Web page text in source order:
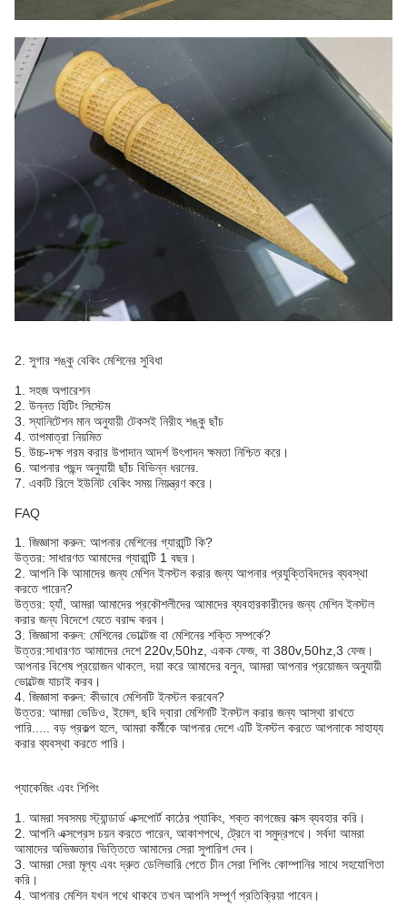
2. সুগার শঙ্কু বেকিং মেশিনের সুবিধা
1. সহজ অপারেশন
2. উন্নত হিটিং সিস্টেম
3. স্যানিটেশন মান অনুযায়ী টেকসই নিরীহ শঙ্কু ছাঁচ
4. তাপমাত্রা নিয়মিত
5. উচ্চ-দক্ষ গরম করার উপাদান আদর্শ উৎপাদন ক্ষমতা নিশ্চিত করে।
6. আপনার পছন্দ অনুযায়ী ছাঁচ বিভিন্ন ধরনের.
7. একটি রিলে ইউনিট বেকিং সময় নিয়ন্ত্রণ করে।
FAQ
1. জিজ্ঞাসা করুন: আপনার মেশিনের গ্যারান্টি কি?
উত্তর: সাধারণত আমাদের গ্যারান্টি 1 বছর।
2. আপনি কি আমাদের জন্য মেশিন ইনস্টল করার জন্য আপনার প্রযুক্তিবিদদের ব্যবস্থা
করতে পারেন?
উত্তর: হ্যাঁ, আমরা আমাদের প্রকৌশলীদের আমাদের ব্যবহারকারীদের জন্য মেশিন ইনস্টল
করার জন্য বিদেশে যেতে বরাদ্দ করব।
3. জিজ্ঞাসা করুন: মেশিনের ভোল্টেজ বা মেশিনের শক্তি সম্পর্কে?
উত্তর:সাধারণত আমাদের দেশে 220v,50hz, একক ফেজ, বা 380v,50hz,3 ফেজ।
আপনার বিশেষ প্রয়োজন থাকলে, দয়া করে আমাদের বলুন, আমরা আপনার প্রয়োজন অনুযায়ী
ভোল্টেজ যাচাই করব।
4. জিজ্ঞাসা করুন: কীভাবে মেশিনটি ইনস্টল করবেন?
উত্তর: আমরা ভেডিও, ইমেল, ছবি দ্বারা মেশিনটি ইনস্টল করার জন্য আস্থা রাখতে
পারি..... বড় প্রকল্প হলে, আমরা কর্মীকে আপনার দেশে এটি ইনস্টল করতে আপনাকে সাহায্য
করার ব্যবস্থা করতে পারি।
প্যাকেজিং এবং শিপিং
1. আমরা সবসময় স্ট্যান্ডার্ড এক্সপোর্ট কাঠের প্যাকিং, শক্ত কাগজের বাক্স ব্যবহার করি।
2. আপনি এক্সপ্রেস চয়ন করতে পারেন, আকাশপথে, ট্রেনে বা সমুদ্রপথে। সর্বদা আমরা
আমাদের অভিজ্ঞতার ভিত্তিতে আমাদের সেরা সুপারিশ দেব।
3. আমরা সেরা মূল্য এবং দ্রুত ডেলিভারি পেতে চীন সেরা শিপিং কোম্পানির সাথে সহযোগিতা
করি।
4. আপনার মেশিন যখন পথে থাকবে তখন আপনি সম্পূর্ণ প্রতিক্রিয়া পাবেন।